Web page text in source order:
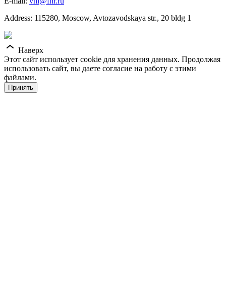
Address: 115280, Moscow, Avtozavodskaya str., 20 bldg 1
Наверх
Этот сайт использует cookie для хранения данных. Продолжая
использовать сайт, вы даете согласие на работу с этими
файлами.
Принять